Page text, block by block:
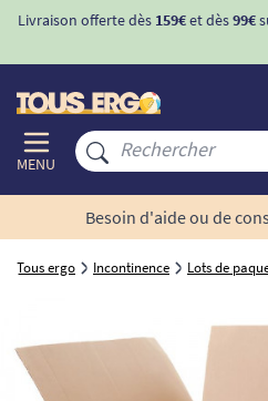
Livraison offerte dès 159€et dès99€
MENU
Besoin d'aide ou de
Tous ergo Incontinence Lots de